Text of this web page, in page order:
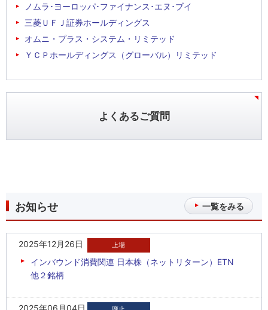
ノムラ･ヨーロッパ･ファイナンス･エヌ･ブイ
三菱ＵＦＪ証券ホールディングス
オムニ・プラス・システム・リミテッド
ＹＣＰホールディングス（グローバル）リミテッド
よくあるご質問
お知らせ 一覧をみる
2025年12月26日
インバウンド消費関連 日本株（ネットリターン）ETN
他２銘柄
2025年06月04日